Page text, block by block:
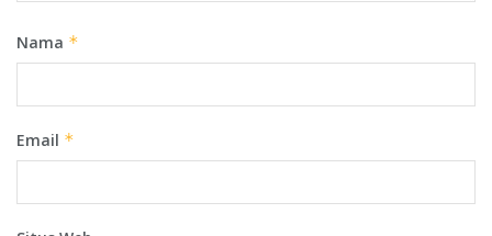
Nama *
Email *